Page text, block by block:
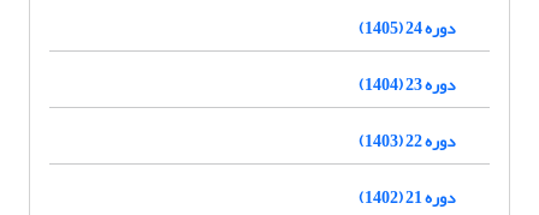
دوره 24 (1405)
دوره 23 (1404)
دوره 22 (1403)
دوره 21 (1402)